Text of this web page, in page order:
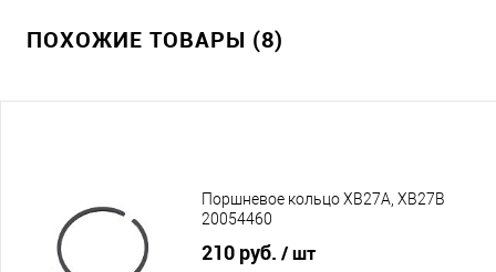
ПОХОЖИЕ ТОВАРЫ (8)
Поршневое кольцо XB27A, XB27B
20054460
210 руб. / шт